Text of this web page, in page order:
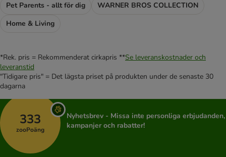
Pet Parents - allt för dig
WARNER BROS COLLECTION
Home & Living
*Rek. pris = Rekommenderat cirkapris **Se leveranskostnader och
leveranstid
"Tidigare pris" = Det lägsta priset på produkten under de senaste 30
dagarna
333
zooPoäng
Nyhetsbrev - Missa inte personliga erbjudanden,
kampanjer och rabatter!